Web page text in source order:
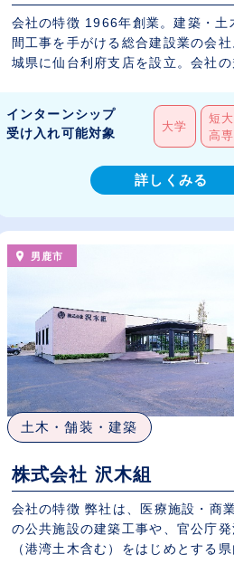
会社の特徴 1966年創業。建築・土
間工事を手がける総合建設業の会
城県に仙台利府支店を設立。会社
インターンシップ
受け入れ可能対象
大学
短大
高専
詳しくみる
男鹿市
土木・舗装・建築
株式会社 沢木組
会社の特徴 弊社は、医療施設・商
の公共施設の建築工事や、官公庁
（港湾土木含む）をはじめとする